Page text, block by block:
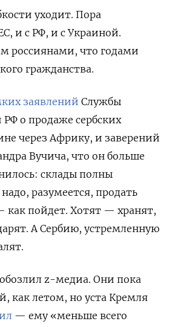
уходит. Пора
и с РФ, и с Украиной.
россиянами, что годами
гражданства.
заявлений Службы
РФ о продаже сербских
через Африку, и заверений
Вучича, что он больше
склады полны
разумеется, продать
как пойдет. Хотят — хранят,
А Сербию, устремленную
z-медиа. Они пока
как летом, но уста Кремля
— ему «меньше всего